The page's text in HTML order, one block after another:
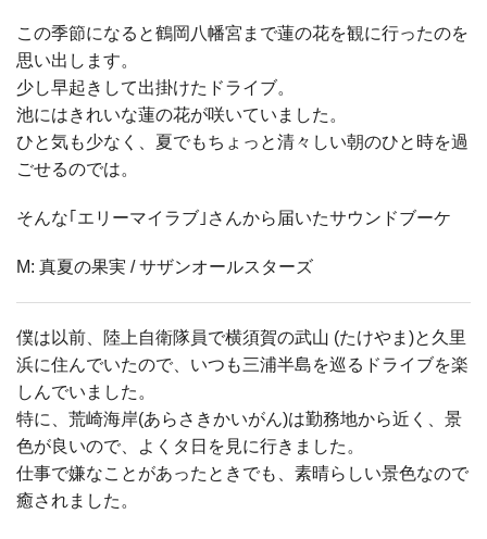
この季節になると鶴岡八幡宮まで蓮の花を観に行ったのを
思い出します。
少し早起きして出掛けたドライブ。
池にはきれいな蓮の花が咲いていました。
ひと気も少なく、夏でもちょっと清々しい朝のひと時を過
ごせるのでは。
そんな｢エリーマイラブ｣さんから届いたサウンドブーケ
M: 真夏の果実 / サザンオールスターズ
僕は以前、陸上自衛隊員で横須賀の武山 (たけやま)と久里
浜に住んでいたので、いつも三浦半島を巡るドライブを楽
しんでいました。
特に、荒崎海岸(あらさきかいがん)は勤務地から近く、景
色が良いので、よくタ日を見に行きました。
仕事で嫌なことがあったときでも、素晴らしい景色なので
癒されました。